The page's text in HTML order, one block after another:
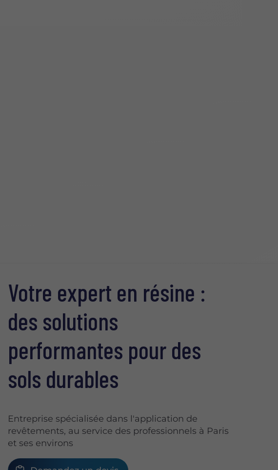
Votre expert en résine :
des solutions
performantes pour des
sols durables
Entreprise spécialisée dans l'application de
revêtements, au service des professionnels à Paris
et ses environs